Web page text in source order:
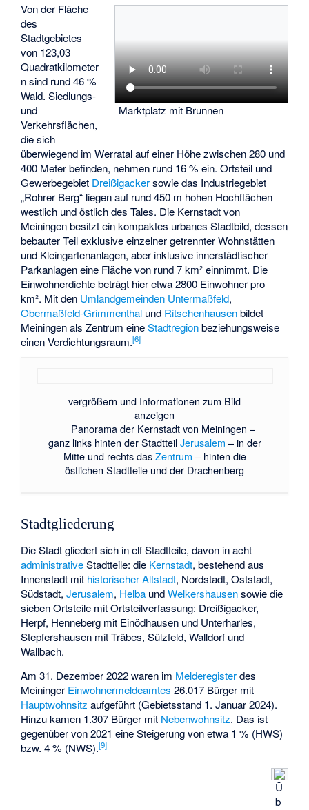
Marktplatz mit Brunnen
Von der Fläche
des
Stadtgebietes
von 123,03
Quadratkilometer
n sind rund 46 %
Wald. Siedlungs-
und
Verkehrsflächen,
die sich
überwiegend im Werratal auf einer Höhe zwischen 280 und
400 Meter befinden, nehmen rund 16 % ein. Ortsteil und
Gewerbegebiet Dreißigackersowie das Industriegebiet
„Rohrer Berg“ liegen auf rund 450 m hohen Hochflächen
westlich und östlich des Tales. Die Kernstadt von
Meiningen besitzt ein kompaktes urbanes Stadtbild, dessen
bebauter Teil exklusive einzelner getrennter Wohnstätten
und Kleingartenanlagen, aber inklusive innerstädtischer
Parkanlagen eine Fläche von rund 7 km² einnimmt. Die
Einwohnerdichte beträgt hier etwa 2800 Einwohner pro
km². Mit den Umlandgemeinden Untermaßfeld,
Obermaßfeld-Grimmenthal und Ritschenhausenbildet
Meiningen als Zentrum eineStadtregionbeziehungsweise
einen Verdichtungsraum.[6]
vergrößern und Informationen zum Bild
anzeigen
Panorama der Kernstadt von Meiningen –
ganz links hinten der StadtteilJerusalem – in der
Mitte und rechts dasZentrum – hinten die
östlichen Stadtteile und der Drachenberg
Stadtgliederung
Die Stadt gliedert sich in elf Stadtteile, davon in acht
administrativeStadtteile: die Kernstadt, bestehend aus
Innenstadt mit historischer Altstadt, Nordstadt, Oststadt,
Südstadt,Jerusalem, Helba undWelkershausensowie die
sieben Ortsteile mit Ortsteilverfassung: Dreißigacker,
Herpf, Henneberg mit Einödhausen und Unterharles,
Stepfershausen mit Träbes, Sülzfeld, Walldorf und
Wallbach.
Am 31. Dezember 2022 waren im Melderegisterdes
Meininger Einwohnermeldeamtes 26.017 Bürger mit
Hauptwohnsitz aufgeführt (Gebietsstand 1. Januar 2024).
Hinzu kamen 1.307 Bürger mit Nebenwohnsitz. Das ist
gegenüber von 2021 eine Steigerung von etwa 1 % (HWS)
bzw. 4 % (NWS).[9]
Ü
b